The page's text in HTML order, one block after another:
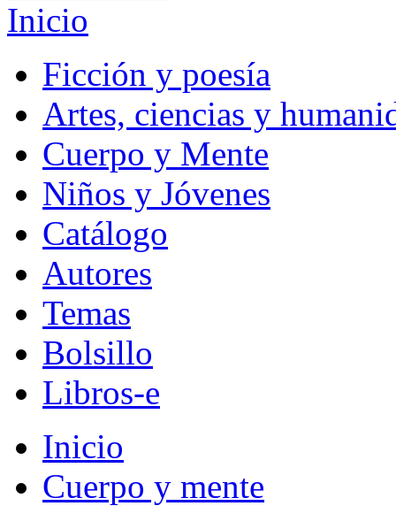
Inicio
Ficción y poesía
Artes, ciencias y
Cuerpo y Mente
Niños y Jóvenes
Catálogo
Autores
Temas
Bolsillo
Libros-e
Inicio
Cuerpo y mente